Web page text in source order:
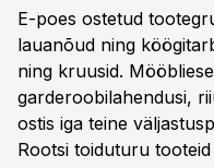
E-poes ostetud
lauanõud ning
ning kruusid.
garderoobilahendusi,
ostis iga teine
Rootsi toiduturu